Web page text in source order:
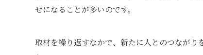
せになることが多いのです。
取材を繰り返すなかで、新たに人とのつなが